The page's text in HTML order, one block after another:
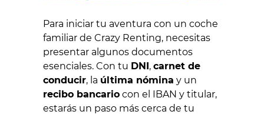
Para iniciar tu aventura con un coche
familiar de Crazy Renting, necesitas
presentar algunos documentos
esenciales. Con tu DNI, carnet de
conducir, la última nómina y un
recibo bancariocon el IBAN y titular,
estarás un paso más cerca de tu